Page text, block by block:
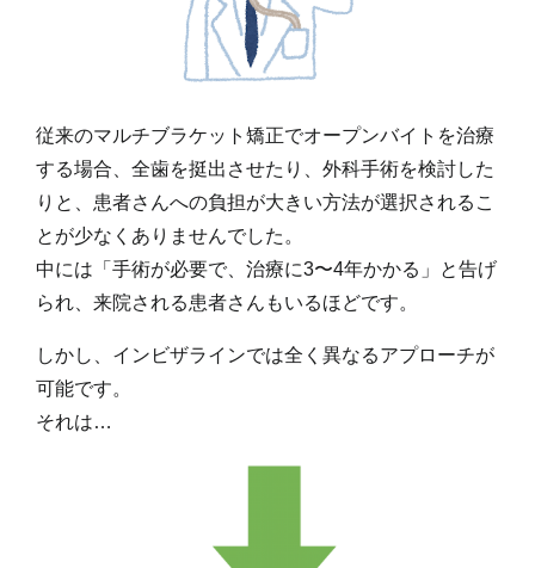
従来のマルチブラケット矯正でオープンバイトを治療
する場合、全歯を挺出させたり、外科手術を検討した
りと、患者さんへの負担が大きい方法が選択されるこ
とが少なくありませんでした。
中には「手術が必要で、治療に3〜4年かかる」と告げ
られ、来院される患者さんもいるほどです。
しかし、インビザラインでは全く異なるアプローチが
可能です。
それは…